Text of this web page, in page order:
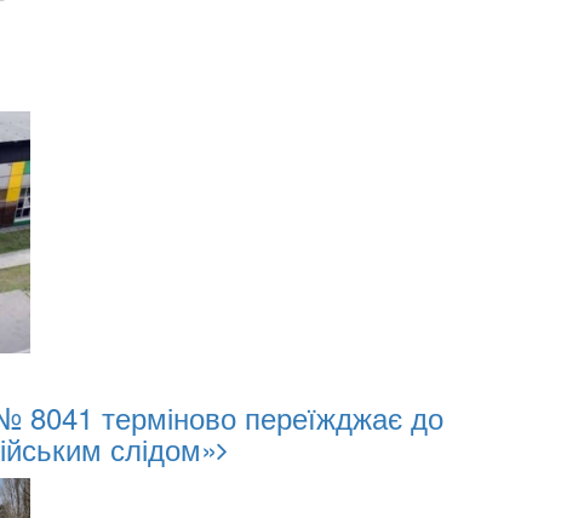
8041 терміново переїжджає до
слідом»